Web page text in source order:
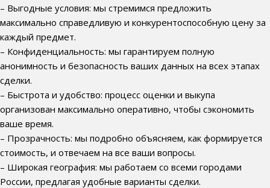
– Выгодные условия: мы стремимся предложить
максимально справедливую и конкурентоспособную цену за
каждый предмет.
– Конфиденциальность: мы гарантируем полную
анонимность и безопасность ваших данных на всех этапах
сделки.
– Быстрота и удобство: процесс оценки и выкупа
организован максимально оперативно, чтобы сэкономить
ваше время.
– Прозрачность: мы подробно объясняем, как формируется
стоимость, и отвечаем на все ваши вопросы.
– Широкая география: мы работаем со всеми городами
России, предлагая удобные варианты сделки.